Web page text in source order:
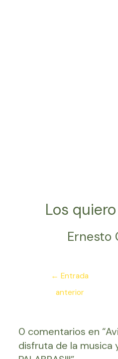
Los
Ernesto
Navegación
entradas
← Entrada
anterior
0 comentarios en
disfruta de la musica